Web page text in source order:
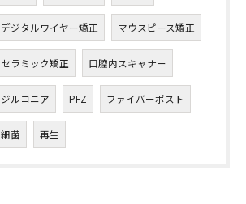
デジタルワイヤー矯正 マウスピース矯正
セラミック矯正 口腔内スキャナー
ジルコニア PFZ ファイバーポスト
細菌 再生